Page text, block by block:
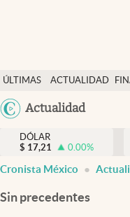
ÚLTIMAS
NOTICIAS
ACTUALIDAD
Actualidad
Actualidad
Finanzas y economía
Dólar y mercados
DÓLAR
$ 17,21 0.00%
Cronista México
Sin precedentes